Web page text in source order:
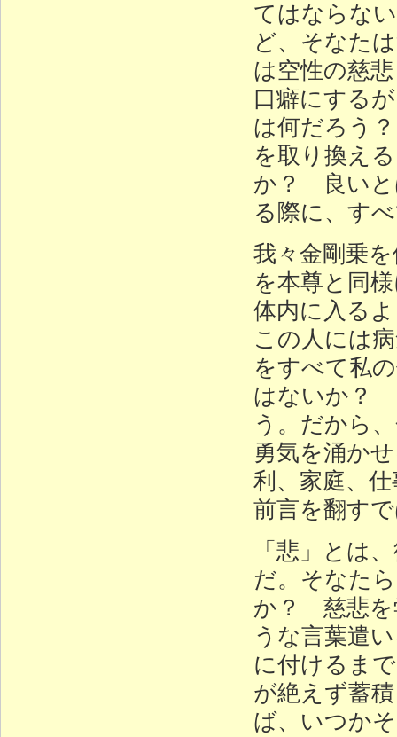
てはならな
ど、そなた
は空性の慈
口癖にする
は何だろう
を取り換え
か？ 良いと
る際に、す
我々金剛乗
を本尊と同
体内に入る
この人には
をすべて私
はないか？
う。だから
勇気を涌か
利、家庭、
前言を翻す
「悲」とは
だ。そなた
か？ 慈悲を
うな言葉遣
に付けるま
が絶えず蓄
ば、いつか